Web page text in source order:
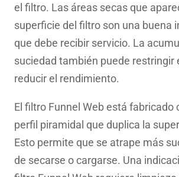
el filtro. Las áreas secas que
superficie del filtro son una buena
que debe recibir servicio. La
suciedad también puede restringir
reducir el rendimiento.
El filtro Funnel Web está fabricado
perfil piramidal que duplica la
Esto permite que se atrape más
de secarse o cargarse. Una